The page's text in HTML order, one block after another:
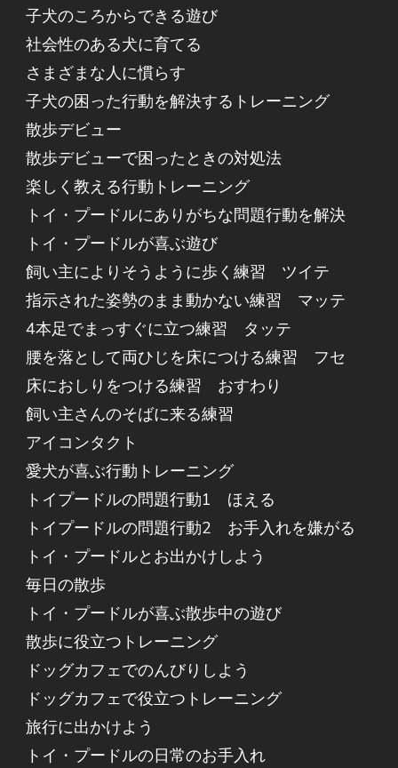
子犬のころからできる遊び
社会性のある犬に育てる
さまざまな人に慣らす
子犬の困った行動を解決するトレーニング
散歩デビュー
散歩デビューで困ったときの対処法
楽しく教える行動トレーニング
トイ・プードルにありがちな問題行動を解決
トイ・プードルが喜ぶ遊び
飼い主によりそうように歩く練習 ツイテ
指示された姿勢のまま動かない練習 マッテ
4本足でまっすぐに立つ練習 タッテ
腰を落として両ひじを床につける練習 フセ
床におしりをつける練習 おすわり
飼い主さんのそばに来る練習
アイコンタクト
愛犬が喜ぶ行動トレーニング
トイプードルの問題行動1 ほえる
トイプードルの問題行動2 お手入れを嫌がる
トイ・プードルとお出かけしよう
毎日の散歩
トイ・プードルが喜ぶ散歩中の遊び
散歩に役立つトレーニング
ドッグカフェでのんびりしよう
ドッグカフェで役立つトレーニング
旅行に出かけよう
トイ・プードルの日常のお手入れ